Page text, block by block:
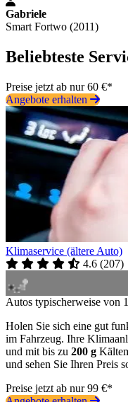
Gabriele
Smart Fortwo (2011)
Beliebteste
Preise jetzt ab nur 60 €*
Angebote erhalten
Klimaservice (ältere Auto)
4.6 (207)
Autos typischerweise von
Holen Sie sich eine gut
im Fahrzeug. Ihre
und mit bis zu 200 g
und sehen Sie Ihren Preis
Preise jetzt ab nur 99 €*